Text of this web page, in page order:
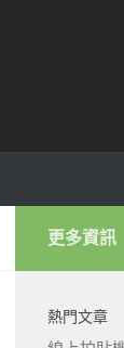
更多資訊
熱門文章